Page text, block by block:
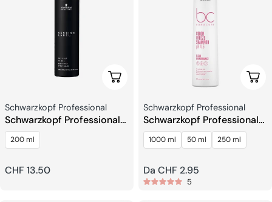
Aggiungi Al Carrello
Venditore:
Schwarzkopf Professional
Schwarzkopf Professional
SESSION LABEL Lo Spray al
Sale
200 ml
Prezzo
CHF 13.50
Venditore:
Schwarzkopf Professional
Schwarzkopf Professional
BC Bonacure Color Freeze
Shampoo
1000 ml 50 ml 250 ml
Prezzo
regolare
Da CHF 2.95
5